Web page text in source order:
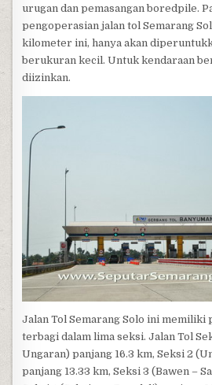
urugan dan pemasangan boredpile.
pengoperasian jalan tol Semarang
kilometer ini, hanya akan
berukuran kecil. Untuk kendaraan
diizinkan.
Jalan Tol Semarang Solo ini memiliki
terbagi dalam lima seksi. Jalan Tol
Ungaran) panjang 16.3 km, Seksi 2
panjang 13.33 km, Seksi 3 (Bawen –